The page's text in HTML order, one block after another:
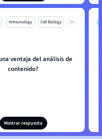
Immunology Cell Biology Mo
ventaja del análisis de
contenido?
Mostrar respuesta